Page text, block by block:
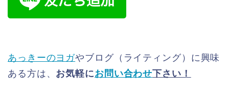
あっきーのヨガやブログ（ライティング）に興味
ある方は、 お気軽にお問い合わせ下さい！